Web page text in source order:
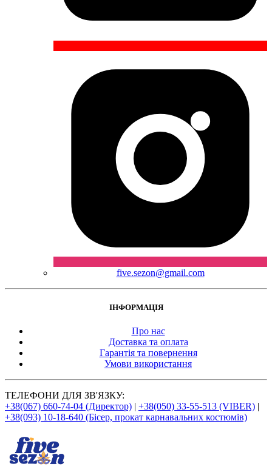
five.sezon@gmail.com
ІНФОРМАЦІЯ
Про нас
Доставка та оплата
Гарантія та повернення
Умови використання
ТЕЛЕФОНИ ДЛЯ ЗВ'ЯЗКУ:
+38(067) 660-74-04 (Директор) | +38(050) 33-55-513 (VIBER) |
+38(093) 10-18-640 (Бісер, прокат карнавальних костюмів)